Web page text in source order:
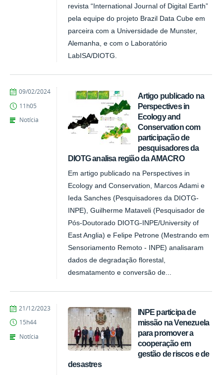
revista “International Journal of Digital Earth”
pela equipe do projeto Brazil Data Cube em
parceira com a Universidade de Munster,
Alemanha, e com o Laboratório
LabISA/DIOTG.
Artigo publicado na
Perspectives in
Ecology and
Conservation com
participação de
pesquisadores da
DIOTG analisa região da AMACRO
Em artigo publicado na Perspectives in
Ecology and Conservation, Marcos Adami e
Ieda Sanches (Pesquisadores da DIOTG-
INPE), Guilherme Mataveli (Pesquisador de
Pós-Doutorado DIOTG-INPE/University of
East Anglia) e Felipe Petrone (Mestrando em
Sensoriamento Remoto - INPE) analisaram
dados de degradação florestal,
desmatamento e conversão de...
publicado
09/02/2024
11h05
Notícia
INPE participa de
missão na Venezuela
para promover a
cooperação em
gestão de riscos e de
desastres
publicado
21/12/2023
15h44
Notícia